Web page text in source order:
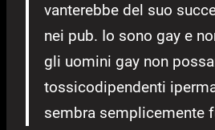
vanterebbe del suo
nei pub. Io sono gay e
gli uomini gay non
tossicodipendenti
sembra semplicemente